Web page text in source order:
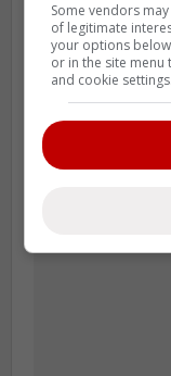
dimanche
qui se passe
Some vendors
of legitimate
your options
or in the site
and cookie settings.